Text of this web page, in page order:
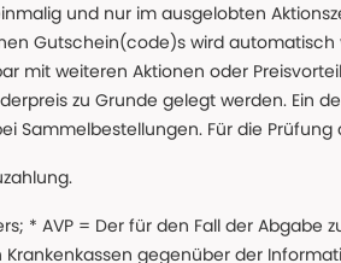
und nur im ausgelobten
Gutschein(code)s wird
mit weiteren Aktionen oder
zu Grunde gelegt werden. Ein
Sammelbestellungen. Für die
* AVP = Der für den Fall der
gegenüber der